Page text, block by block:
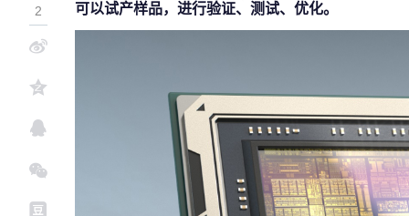
可以试产样品，进行验证、测试、优化。
2